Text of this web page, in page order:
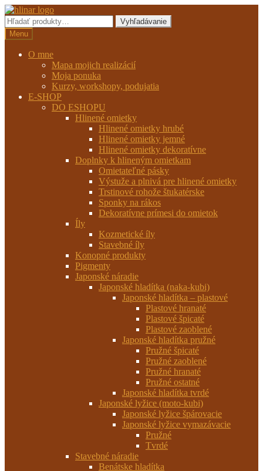
Preskočiť
na
navigáciu
Preskočiť
na
obsah
Hľadať:
Vyhľadávanie
Menu
O mne
Mapa mojich realizácií
Moja ponuka
Kurzy, workshopy, podujatia
E-SHOP
DO ESHOPU
Hlinené omietky
Hlinené omietky hrubé
Hlinené omietky jemné
Hlinené omietky dekoratívne
Doplnky k hlineným omietkam
Omietateľné pásky
Výstuže a plnivá pre hlinené omietky
Trstinové rohože štukatérske
Sponky na rákos
Dekoratívne prímesi do omietok
Íly
Kozmetické íly
Stavebné íly
Konopné produkty
Pigmenty
Japonské náradie
Japonské hladítka (naka-kubi)
Japonské hladítka – plastové
Plastové hranaté
Plastové špicaté
Plastové zaoblené
Japonské hladítka pružné
Pružné špicaté
Pružné zaoblené
Pružné hranaté
Pružné ostatné
Japonské hladítka tvrdé
Japonské lyžice (moto-kubi)
Japonské lyžice špárovacie
Japonské lyžice vymazávacie
Pružné
Tvrdé
Stavebné náradie
Benátske hladítka